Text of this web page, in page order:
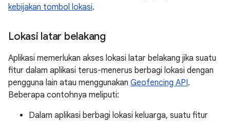
kebijakan tombol lokasi.
Lokasi latar belakang
Aplikasi memerlukan akses lokasi latar belakang jika suatu
fitur dalam aplikasi terus-menerus berbagi lokasi dengan
pengguna lain atau menggunakan Geofencing API.
Beberapa contohnya meliputi:
Dalam aplikasi berbagi lokasi keluarga, suatu fitur